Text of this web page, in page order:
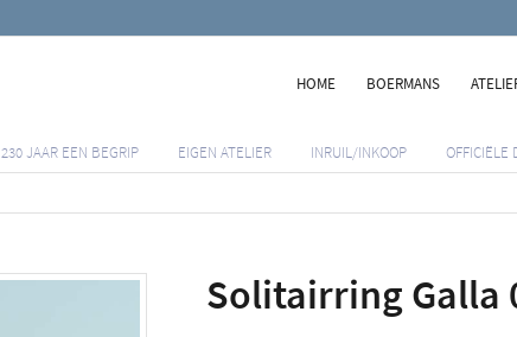
HOME BOERMANS
230 JAAR EEN BEGRIP EIGEN ATELIER INRUIL/INKOOP OFFICIËLE
Solitairring Galla